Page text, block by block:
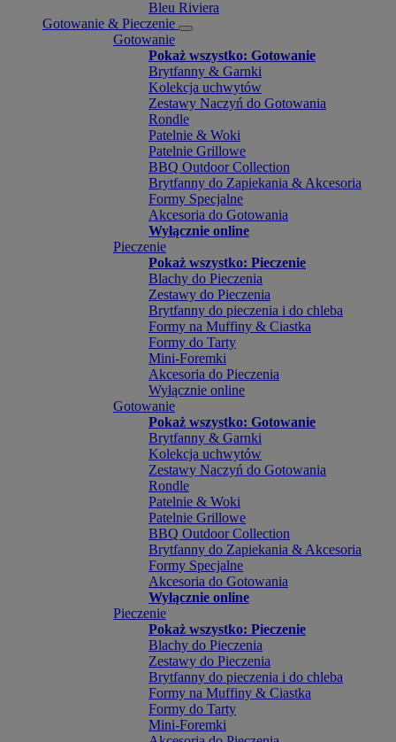
Bleu Riviera
Gotowanie & Pieczenie
Gotowanie
Pokaż wszystko: Gotowanie
Brytfanny & Garnki
Kolekcja uchwytów
Zestawy Naczyń do Gotowania
Rondle
Patelnie & Woki
Patelnie Grillowe
BBQ Outdoor Collection
Brytfanny do Zapiekania & Akcesoria
Formy Specjalne
Akcesoria do Gotowania
Wyłącznie online
Pieczenie
Pokaż wszystko: Pieczenie
Blachy do Pieczenia
Zestawy do Pieczenia
Brytfanny do pieczenia i do chleba
Formy na Muffiny & Ciastka
Formy do Tarty
Mini-Foremki
Akcesoria do Pieczenia
Wyłącznie online
Gotowanie
Pokaż wszystko: Gotowanie
Brytfanny & Garnki
Kolekcja uchwytów
Zestawy Naczyń do Gotowania
Rondle
Patelnie & Woki
Patelnie Grillowe
BBQ Outdoor Collection
Brytfanny do Zapiekania & Akcesoria
Formy Specjalne
Akcesoria do Gotowania
Wyłącznie online
Pieczenie
Pokaż wszystko: Pieczenie
Blachy do Pieczenia
Zestawy do Pieczenia
Brytfanny do pieczenia i do chleba
Formy na Muffiny & Ciastka
Formy do Tarty
Mini-Foremki